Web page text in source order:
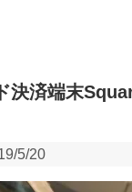
決済端末
5/20